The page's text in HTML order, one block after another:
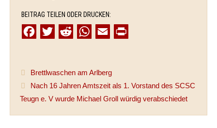
BEITRAG TEILEN ODER DRUCKEN:
e
b
o
t
t
e
d
i
t
W
t
s
A
i
l
t
Brettlwaschen am Arlberg
Nach 16 Jahren Amtszeit als 1. Vorstand des SCSC
Teugn e. V wurde Michael Groll würdig verabschiedet